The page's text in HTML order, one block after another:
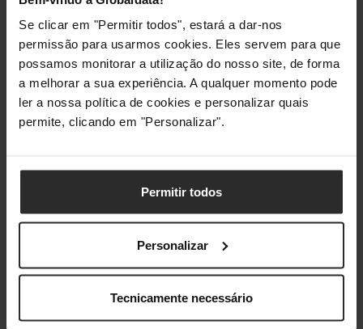
Se clicar em "Permitir todos", estará a dar-nos
permissão para usarmos cookies. Eles servem para que
possamos monitorar a utilização do nosso site, de forma
a melhorar a sua experiência. A qualquer momento pode
ler a nossa política de cookies e personalizar quais
permite, clicando em "Personalizar".
Permitir todos
Personalizar
Tecnicamente necessário
Profundidade 305 mm
Altura 92 mm
Peso 4,5 kg
Embalagem
Comprimento da
embalagem
143 mm
Profundidade da
373 mm
Altura da embalagem 237 mm